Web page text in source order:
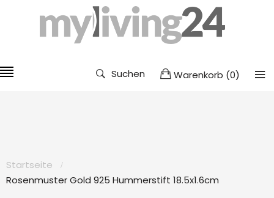
Suchen Warenkorb (0)
Startseite
Rosenmuster Gold 925 Hummerstift 18.5x1.6cm